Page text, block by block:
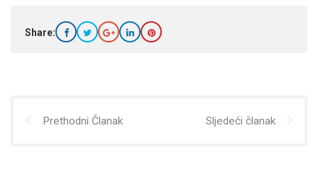
Share:
Prethodni Članak Sljedeći članak